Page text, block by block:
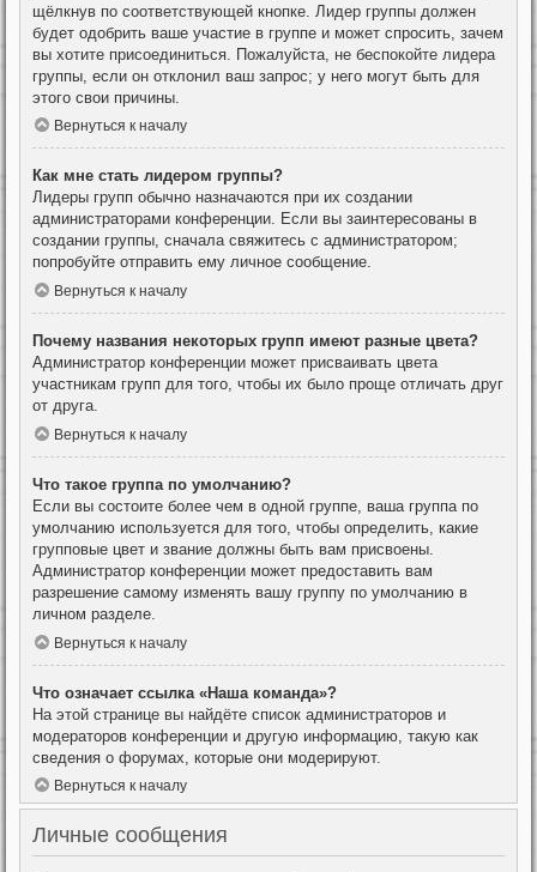
щёлкнув по соответствующей кнопке. Лидер группы должен
будет одобрить ваше участие в группе и может спросить, зачем
вы хотите присоединиться. Пожалуйста, не беспокойте лидера
группы, если он отклонил ваш запрос; у него могут быть для
этого свои причины.
Вернуться к началу
Как мне стать лидером группы?
Лидеры групп обычно назначаются при их создании
администраторами конференции. Если вы заинтересованы в
создании группы, сначала свяжитесь с администратором;
попробуйте отправить ему личное сообщение.
Вернуться к началу
Почему названия некоторых групп имеют разные цвета?
Администратор конференции может присваивать цвета
участникам групп для того, чтобы их было проще отличать друг
от друга.
Вернуться к началу
Что такое группа по умолчанию?
Если вы состоите более чем в одной группе, ваша группа по
умолчанию используется для того, чтобы определить, какие
групповые цвет и звание должны быть вам присвоены.
Администратор конференции может предоставить вам
разрешение самому изменять вашу группу по умолчанию в
личном разделе.
Вернуться к началу
Что означает ссылка «Наша команда»?
На этой странице вы найдёте список администраторов и
модераторов конференции и другую информацию, такую как
сведения о форумах, которые они модерируют.
Вернуться к началу
Личные сообщения